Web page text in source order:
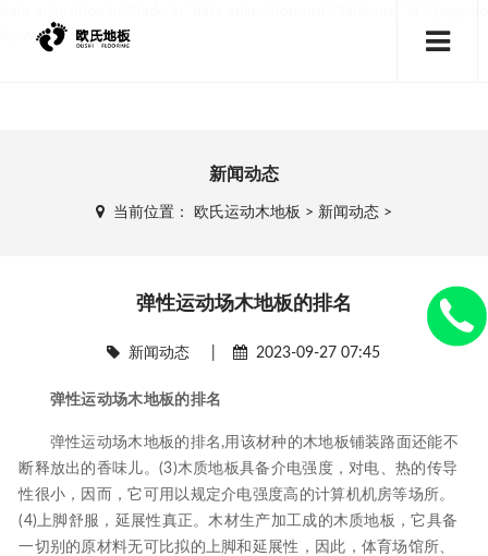
dy-wrap">
新闻动态
当前位置： 欧氏运动木地板 > 新闻动态 >
弹性运动场木地板的排名
新闻动态 2023-09-27 07:45
弹性运动场木地板的排名
弹性运动场木地板的排名,用该材种的木地板铺装路面还能不
断释放出的香味儿。(3)木质地板具备介电强度，对电、热的传导
性很小，因而，它可用以规定介电强度高的计算机机房等场所。
(4)上脚舒服，延展性真正。木材生产加工成的木质地板，它具备
一切别的原材料无可比拟的上脚和延展性，因此，体育场馆所、